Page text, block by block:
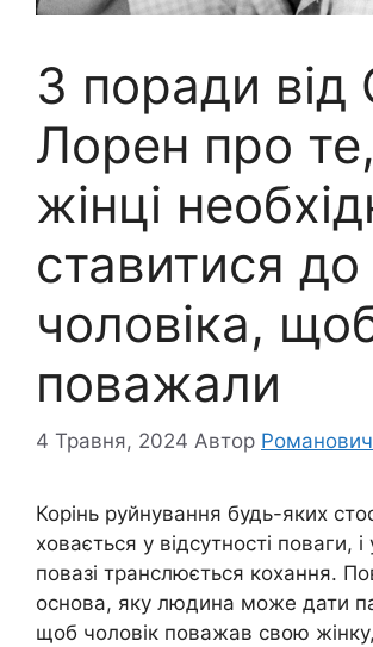
3 поради від
Лорен про
жінці
ставитися до
чоловіка, щоб
поважали
4 Травня, 2024 Автор Романович
Корінь руйнування будь-яких
ховається у відсутності поваги, і
повазі транслюється кохання.
основа, яку людина може дати
щоб чоловік поважав свою жінку,